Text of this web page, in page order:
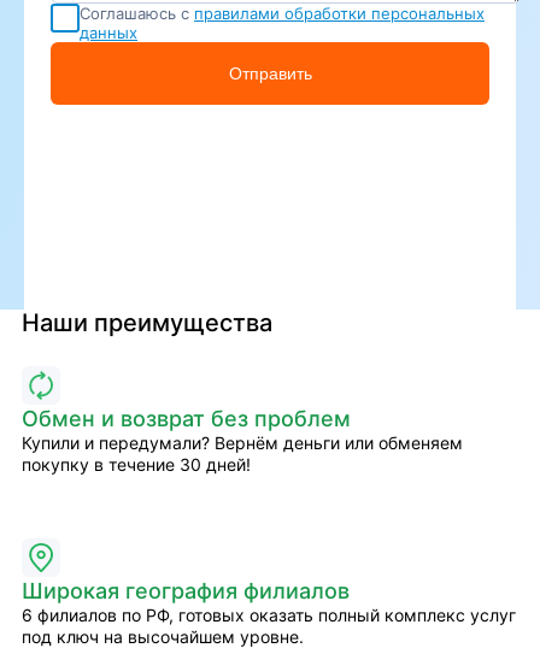
Соглашаюсь с правилами обработки персональных
данных
Отправить
Наши преимущества
Обмен и возврат без проблем
Купили и передумали? Вернём деньги или обменяем
покупку в течение 30 дней!
Широкая география филиалов
6 филиалов по РФ, готовых оказать полный комплекс услуг
под ключ на высочайшем уровне.